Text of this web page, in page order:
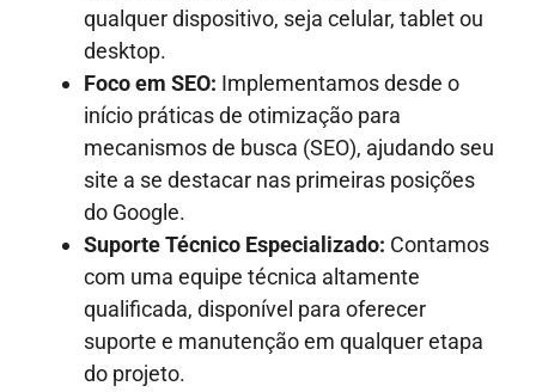
qualquer dispositivo, seja celular, tablet ou
desktop.
Foco em SEO: Implementamos desde o
início práticas de otimização para
mecanismos de busca (SEO), ajudando seu
site a se destacar nas primeiras posições
do Google.
Suporte Técnico Especializado: Contamos
com uma equipe técnica altamente
qualificada, disponível para oferecer
suporte e manutenção em qualquer etapa
do projeto.